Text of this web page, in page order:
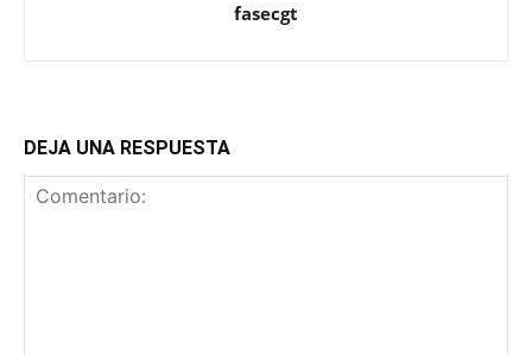
fasecgt
DEJA UNA RESPUESTA